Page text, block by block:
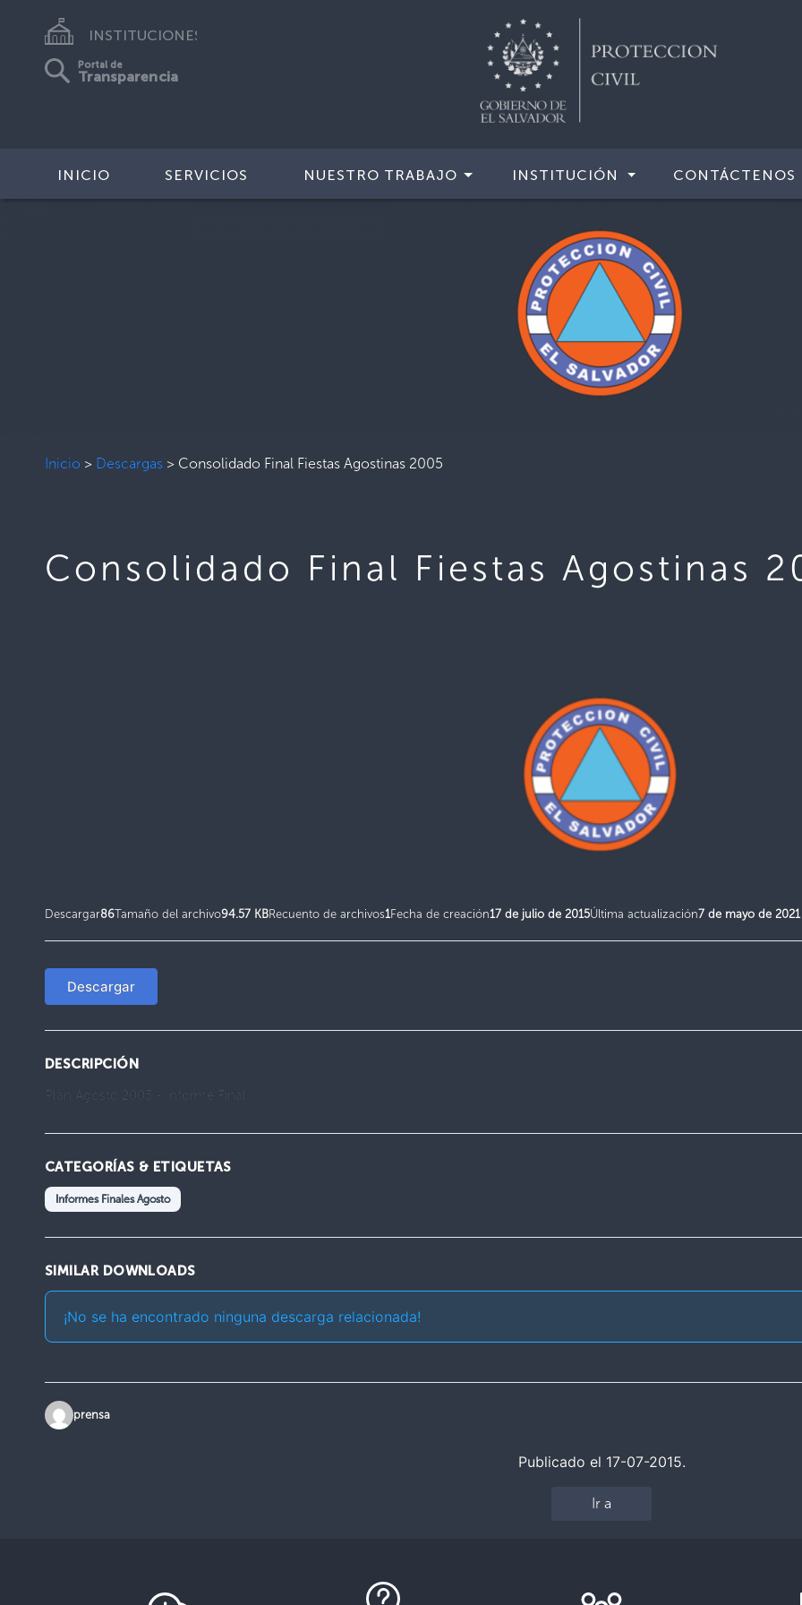
INSTITUCIONES
Portal de
Transparencia
INICIO SERVICIOS NUESTRO TRABAJO INSTITUCIÓN CONTÁCTENOS
Inicio > Descargas > Consolidado Final Fiestas Agostinas 2005
Consolidado Final Fiestas Agostinas
Descargar86Tamaño del archivo94.57 KBRecuento de archivos1Fecha de creación17 de julio de 2015Última actualización7 de mayo de 2021
Descargar
DESCRIPCIÓN
Plan Agosto 2005 - Informe Final
CATEGORÍAS & ETIQUETAS
Informes Finales Agosto
SIMILAR DOWNLOADS
¡No se ha encontrado ninguna descarga relacionada!
prensa
Publicado el 17-07-2015.
Ir a